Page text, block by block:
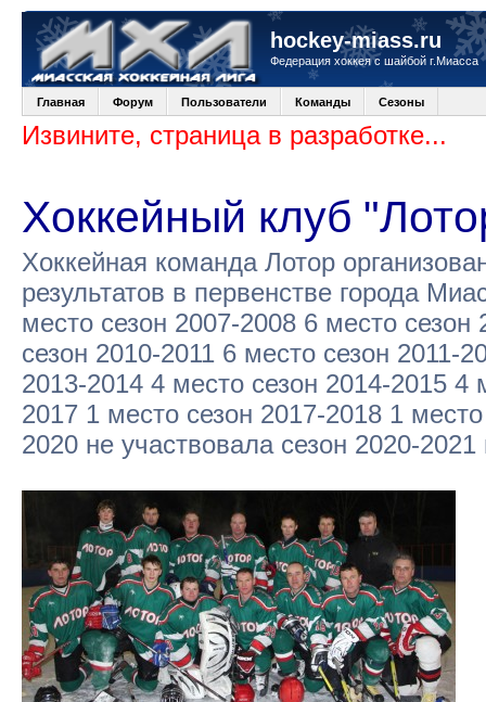
hockey-miass.ru
Федерация хоккея с шайбой г.Миасса
Главная Форум Пользователи Команды Сезоны
Извините, страница в разработке...
Хоккейный клуб
Хоккейная команда Лотор
результатов в первенстве города
место сезон 2007-2008 6 место
сезон 2010-2011 6 место сезон 2011-
2013-2014 4 место сезон 2014-2015 4
2017 1 место сезон 2017-2018 1
2020 не участвовала сезон 2020-